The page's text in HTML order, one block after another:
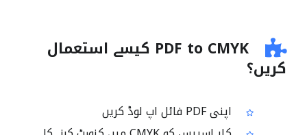
PDF to CMYK کیسے استعمال
کریں؟
اپنی PDF فائل اپ لوڈ کریں